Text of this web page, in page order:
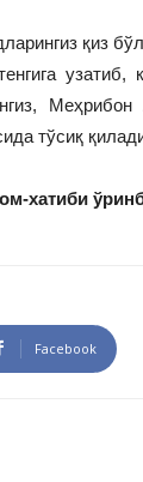
қиз
узатиб,
тўсиқ
хатиби
Facebook